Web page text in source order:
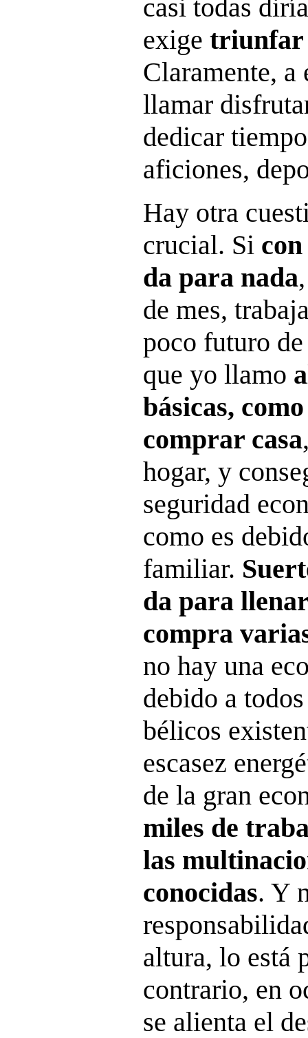
casi todas
exige triunfar
Claramente, a
llamar
dedicar
aficiones,
Hay otra
crucial. Si
da para nada
de mes,
poco futuro
que yo llamo
básicas,
comprar casa
hogar, y
seguridad
como es
familiar.
da para
compra
no hay una
debido a
bélicos
escasez
de la gran
miles de
las
conocidas. Y
altura, lo está
contrario, en
se alienta el